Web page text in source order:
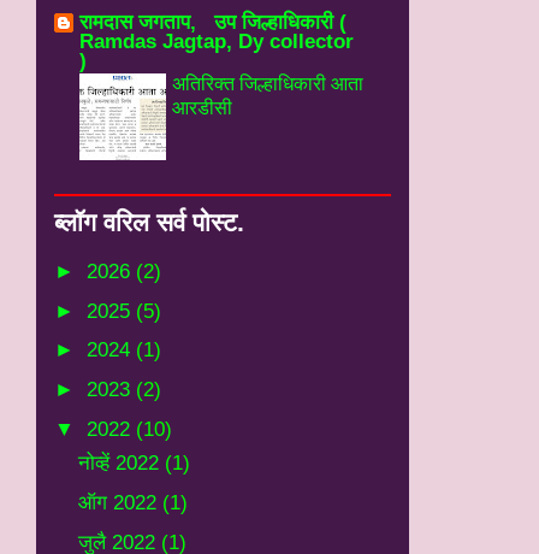
रामदास जगताप, उप जिल्हाधिकारी (
Ramdas Jagtap, Dy collector
)
अतिरिक्त जिल्हाधिकारी आता
आरडीसी
ब्‍लॉग वरिल सर्व पोस्‍ट.
► 2026 (2)
► 2025 (5)
► 2024 (1)
► 2023 (2)
▼ 2022 (10)
नोव्हें 2022 (1)
ऑग 2022 (1)
जुलै 2022 (1)